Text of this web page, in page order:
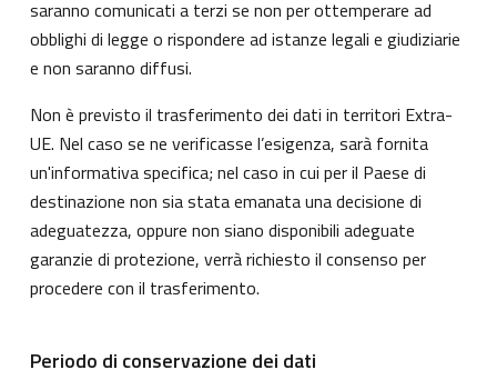
saranno comunicati a terzi se non per ottemperare ad
obblighi di legge o rispondere ad istanze legali e giudiziarie
e non saranno diffusi.
Non è previsto il trasferimento dei dati in territori Extra-
UE. Nel caso se ne verificasse l’esigenza, sarà fornita
un'informativa specifica; nel caso in cui per il Paese di
destinazione non sia stata emanata una decisione di
adeguatezza, oppure non siano disponibili adeguate
garanzie di protezione, verrà richiesto il consenso per
procedere con il trasferimento.
Periodo di conservazione dei dati